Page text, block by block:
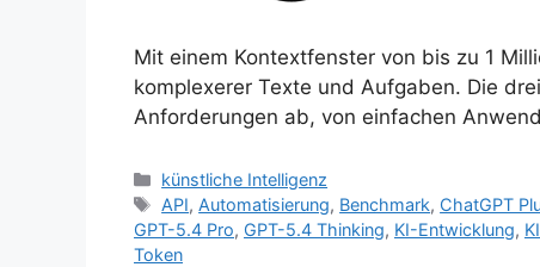
Mit einem Kontextfenster von bis zu 1
komplexerer Texte und Aufgaben. Die
Anforderungen ab, von einfachen
Kategorien
künstliche Intelligenz
Schlagwörter
API, Automatisierung, Benchmark, ChatGPT
GPT-5.4 Pro, GPT-5.4 Thinking, KI-Entwicklung,
Token